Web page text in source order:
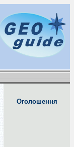
Оголошення